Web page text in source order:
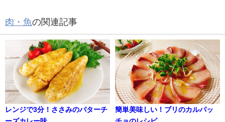
肉・魚の関連記事
レンジで3分！ささみのバターチ
簡単美味しい！ブリのカルパッ